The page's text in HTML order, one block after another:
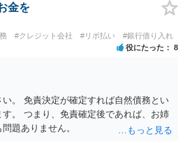
金を
#クレジット会社 #リボ払い #銀行借り入れ
役にたった 8
。 免責決定が確定すれば自然債務とい
。 つまり、免責確定後であれば、お姉
題ありません。